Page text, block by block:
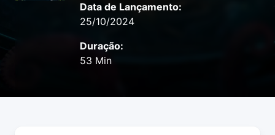
Data de Lançamento:
25/10/2024
Duração:
53 Min